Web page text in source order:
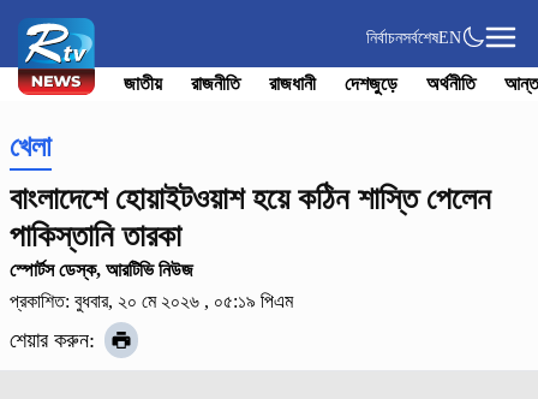
নির্বাচনসর্বশেষEN
জাতীয় রাজনীতি রাজধানী দেশজুড়ে অর্থনীতি
খেলা
বাংলাদেশে হোয়াইটওয়াশ হয়ে কঠিন শাস্তি পেলেন
পাকিস্তানি তারকা
স্পোর্টস ডেস্ক, আরটিভি নিউজ
প্রকাশিত: বুধবার, ২০ মে ২০২৬ , ০৫:১৯ পিএম
শেয়ার করুন: